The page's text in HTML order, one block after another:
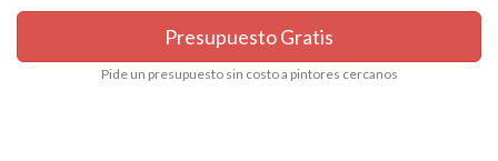
Presupuesto Gratis
Pide un presupuesto sin costo a pintores cercanos